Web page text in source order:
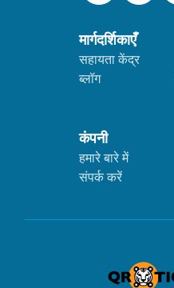
मार्गदर्शिकाएँ
सहायता केंद्र
ब्लॉग
कंपनी
हमारे बारे में
संपर्क करें